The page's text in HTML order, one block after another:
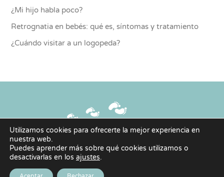
¿Mi hijo habla poco?
Retrognatia en bebés: qué es, síntomas y tratamiento
¿Cuándo visitar a un logopeda?
Copyright © 2026 | Paso a Paso - Centro Educativo Sanitario |
Política de privacidad|Política de Cookies
maquetación:josemanuelcaro.com
Utilizamos cookies para ofrecerte la mejor experiencia en
nuestra web.
Puedes aprender más sobre qué cookies utilizamos o
desactivarlas en los ajustes.